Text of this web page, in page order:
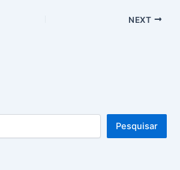
NEXT
Pesquisar